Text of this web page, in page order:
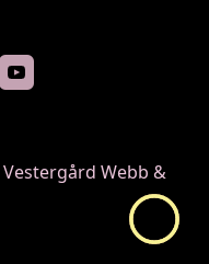
Vestergård Webb &